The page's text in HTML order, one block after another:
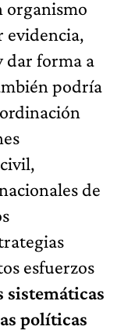
organismo
evidencia,
dar forma a
podría
de
esfuerzos
sistemáticas
políticas